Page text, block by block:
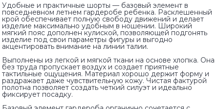
Удобные и практичные шорты — базовый элемент в
повседневном летнем гардеробе ребенка. Расклешенный
крой обеспечивает полную свободу движений и делает
изделие максимально удобным в ношении. Широкий
мягкий пояс дополнен кулиской, позволяющей подгонять
изделие под свои параметры фигуры и выгодно
акцентировать внимание на линии талии.
Выполнены из легкой и мягкой ткани на основе хлопка. Она
без труда пропускает воздух и создает приятные
тактильные ощущения. Материал хорошо держит форму и
раздражает даже чувствительную кожу. Чистая фактурой
полотна позволяет создать четкий силуэт и идеально
фиксирует посадку.